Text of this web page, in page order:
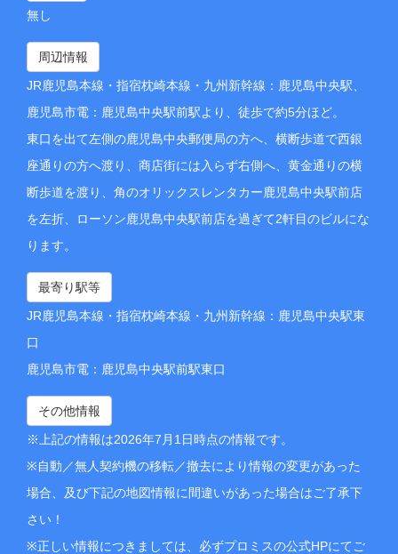
無し
周辺情報
JR鹿児島本線・指宿枕崎本線・九州新幹線：鹿児島中央駅、
鹿児島市電：鹿児島中央駅前駅より、徒歩で約5分ほど。
東口を出て左側の鹿児島中央郵便局の方へ、横断歩道で西銀
座通りの方へ渡り、商店街には入らず右側へ、黄金通りの横
断歩道を渡り、角のオリックスレンタカー鹿児島中央駅前店
を左折、ローソン鹿児島中央駅前店を過ぎて2軒目のビルにな
ります。
最寄り駅等
JR鹿児島本線・指宿枕崎本線・九州新幹線：鹿児島中央駅東
口
鹿児島市電：鹿児島中央駅前駅東口
その他情報
※上記の情報は2026年7月1日時点の情報です。
※自動／無人契約機の移転／撤去により情報の変更があった
場合、及び下記の地図情報に間違いがあった場合はご了承下
さい！
※正しい情報につきましては、必ずプロミスの公式HPにてご